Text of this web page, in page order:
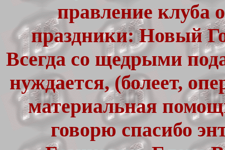
правление клуба
праздники: Новый
Всегда со щедрыми
нуждается, (болеет,
материальная
говорю спасибо